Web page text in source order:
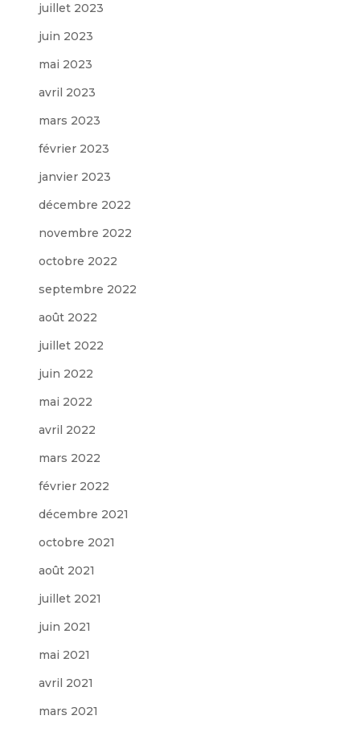
juillet 2023
juin 2023
mai 2023
avril 2023
mars 2023
février 2023
janvier 2023
décembre 2022
novembre 2022
octobre 2022
septembre 2022
août 2022
juillet 2022
juin 2022
mai 2022
avril 2022
mars 2022
février 2022
décembre 2021
octobre 2021
août 2021
juillet 2021
juin 2021
mai 2021
avril 2021
mars 2021